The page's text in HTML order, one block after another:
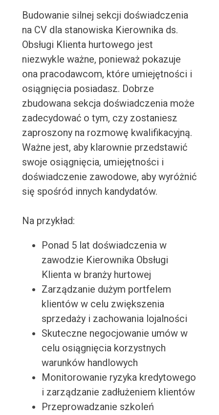
Budowanie silnej sekcji doświadczenia
na CV dla stanowiska Kierownika ds.
Obsługi Klienta hurtowego jest
niezwykle ważne, ponieważ pokazuje
ona pracodawcom, które umiejętności i
osiągnięcia posiadasz. Dobrze
zbudowana sekcja doświadczenia może
zadecydować o tym, czy zostaniesz
zaproszony na rozmowę kwalifikacyjną.
Ważne jest, aby klarownie przedstawić
swoje osiągnięcia, umiejętności i
doświadczenie zawodowe, aby wyróżnić
się spośród innych kandydatów.
Na przykład:
Ponad 5 lat doświadczenia w
zawodzie Kierownika Obsługi
Klienta w branży hurtowej
Zarządzanie dużym portfelem
klientów w celu zwiększenia
sprzedaży i zachowania lojalności
Skuteczne negocjowanie umów w
celu osiągnięcia korzystnych
warunków handlowych
Monitorowanie ryzyka kredytowego
i zarządzanie zadłużeniem klientów
Przeprowadzanie szkoleń